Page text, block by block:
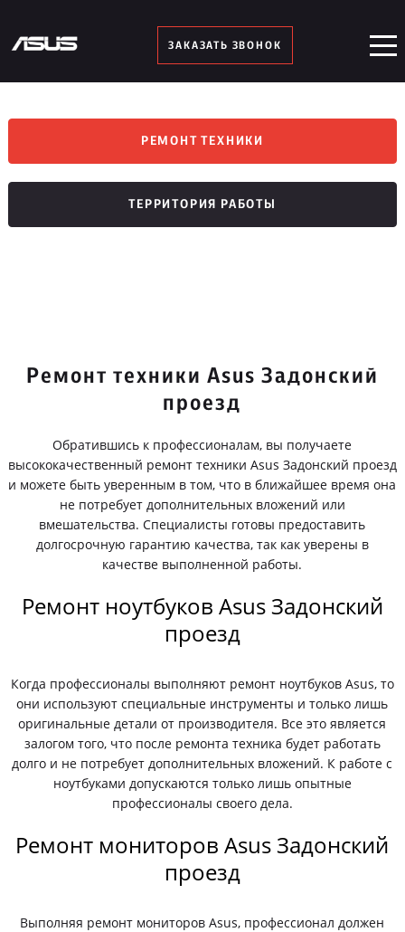
ЗАКАЗАТЬ ЗВОНОК
РЕМОНТ ТЕХНИКИ
ТЕРРИТОРИЯ РАБОТЫ
Ремонт техники Asus Задонский
проезд
Обратившись к профессионалам, вы получаете
высококачественный ремонт техники Asus Задонский проезд
и можете быть уверенным в том, что в ближайшее время она
не потребует дополнительных вложений или
вмешательства. Специалисты готовы предоставить
долгосрочную гарантию качества, так как уверены в
качестве выполненной работы.
Ремонт ноутбуков Asus Задонский
проезд
Когда профессионалы выполняют ремонт ноутбуков Asus, то
они используют специальные инструменты и только лишь
оригинальные детали от производителя. Все это является
залогом того, что после ремонта техника будет работать
долго и не потребует дополнительных вложений. К работе с
ноутбуками допускаются только лишь опытные
профессионалы своего дела.
Ремонт мониторов Asus Задонский
проезд
Выполняя ремонт мониторов Asus, профессионал должен